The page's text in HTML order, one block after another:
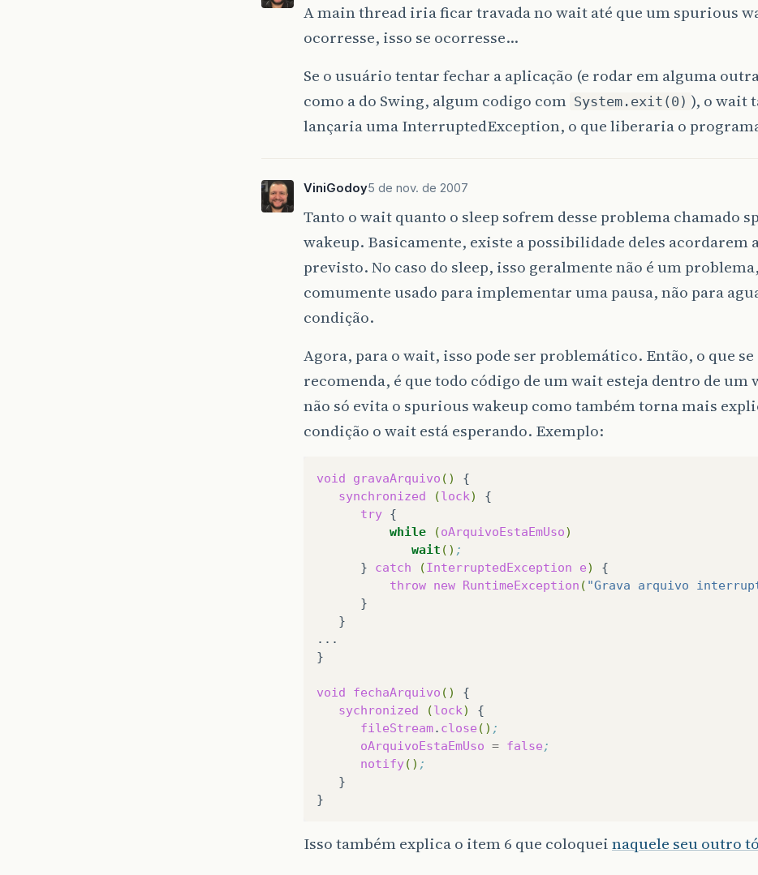
A main thread iria ficar travada no wait até que um spurious
ocorresse, isso se ocorresse…
Se o usuário tentar fechar a aplicação (e rodar em alguma
como a do Swing, algum codigo com System.exit(0) ), o wait
lançaria uma InterruptedException, o que liberaria o
ViniGodoy5 de nov. de 2007
Tanto o wait quanto o sleep sofrem desse problema chamado
wakeup. Basicamente, existe a possibilidade deles acordarem
previsto. No caso do sleep, isso geralmente não é um
comumente usado para implementar uma pausa, não para
condição.
Agora, para o wait, isso pode ser problemático. Então, o que se
recomenda, é que todo código de um wait esteja dentro de um
não só evita o spurious wakeup como também torna mais
condição o wait está esperando. Exemplo:
void gravaArquivo ()
synchronized
(lock)
try
while
(oArquivoEstaEmUso)
wait () ;
}
catch (InterruptedException e)
throw new RuntimeException ( "Grava arquivo
}
...
}
void fechaArquivo ()
sychronized
(lock)
fileStream. close () ;
oArquivoEstaEmUso = false;
notify() ;
}
Isso também explica o item 6 que coloqueinaquele seu outro